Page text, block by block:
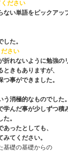
ださい
ない単語をピックアッ
た。
さい
れないように勉強の
きもありますが、
事ができました。
う消極的なものでした
学んだ事が少しずつ積
。
ったとしても、
てください。
基礎の基礎からの